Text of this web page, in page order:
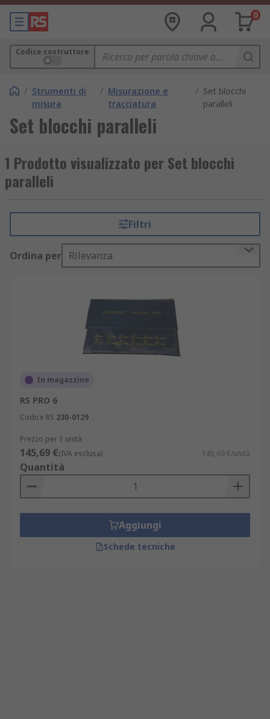
0
Codice costruttore
/ Strumenti di
misura
/ Misurazione e
tracciatura
/ Set blocchi
paralleli
Set blocchi paralleli
1 Prodotto visualizzato per Set blocchi
paralleli
Filtri
Ordina per Rilevanza
In magazzino
RS PRO 6
Codice RS 230-0129
Prezzo per 1 unità
145,69 €(IVA esclusa) 145,69 €/unità
Quantità
Aggiungi
Schede tecniche